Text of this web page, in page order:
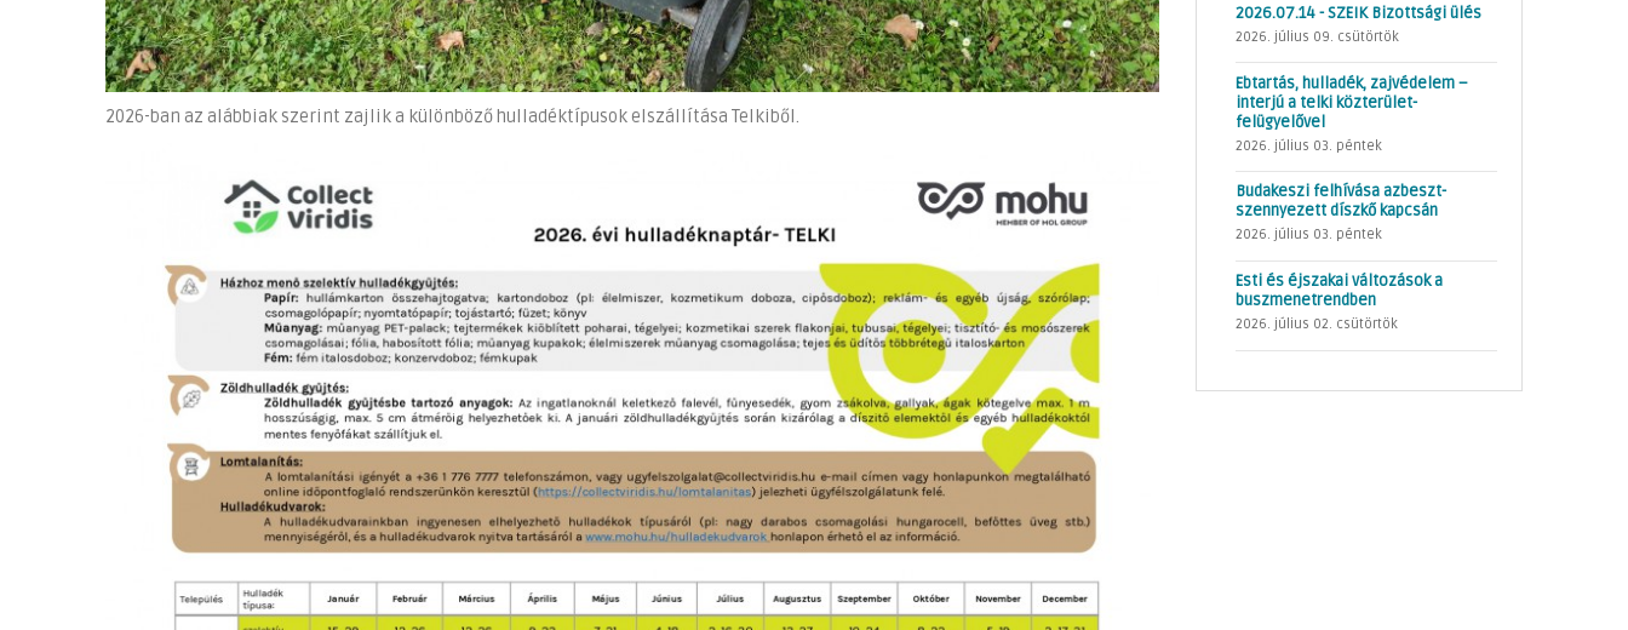
2026-ban az alábbiak szerint zajlik a különböző hulladéktípusok elszállítása Telkiből.
2026.07.14 - SZEIK Bizottsági ülés
2026. július 09. csütörtök
Ebtartás, hulladék, zajvédelem –
interjú a telki közterület-
felügyelővel
2026. július 03. péntek
Budakeszi felhívása azbeszt-
szennyezett díszkő kapcsán
2026. július 03. péntek
Esti és éjszakai változások a
buszmenetrendben
2026. július 02. csütörtök